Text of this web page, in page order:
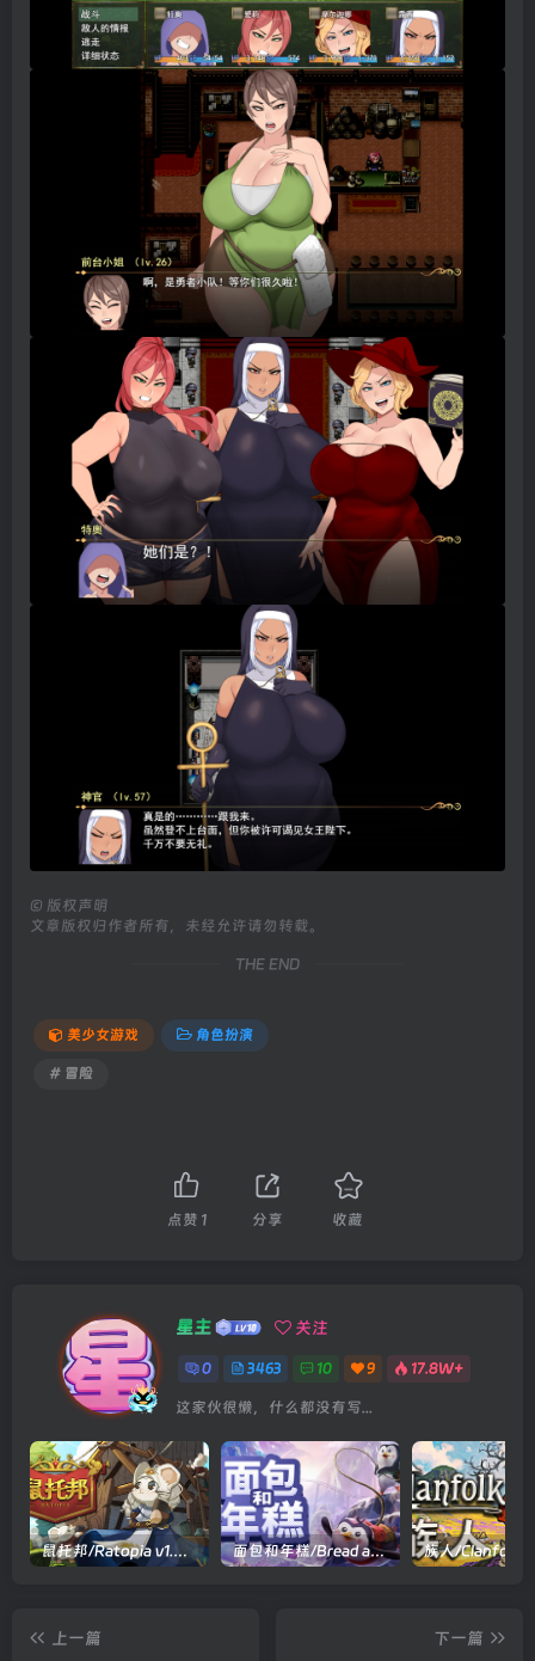
© 版权声明
文章版权归作者所有，未经允许请勿转载。
THE END
美少女游戏 角色扮演
# 冒险
点赞 1 分享 收藏
星主 关注
0 3463 10 9 17.8W+
这家伙很懒，什么都没有写...
鼠托邦/Ratopia v1.0.0530|策略模拟|容量2.9GB|官方中文版 面包和年糕/Bread and Fred Build.21411256|动作冒险|容量1.1GB|官方中文版
上一篇
下一篇